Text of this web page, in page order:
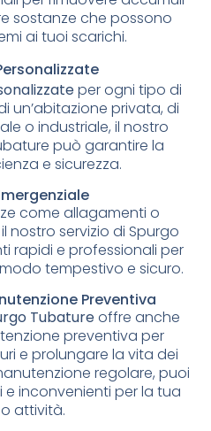
sostanze che possono
ai tuoi scarichi.
per ogni tipo di
un’abitazione privata, di
o industriale, il nostro
può garantire la
e sicurezza.
come allagamenti o
nostro servizio di Spurgo
rapidi e professionali per
tempestivo e sicuro.
Preventiva
Tubatureoffre anche
preventiva per
e prolungare la vita dei
regolare, puoi
inconvenienti per la tua
attività.